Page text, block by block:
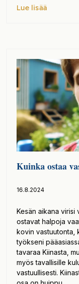
Lue lisää
Kuinka ostaa
16.8.2024
Kesän aikana virisi
ostavat halpoja
kovin vastuutonta,
työkseni
tavaraa Kiinasta,
myös tavallisille
vastuullisesti.